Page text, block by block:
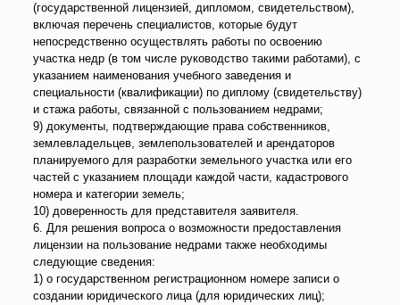
(государственной лицензией, дипломом, свидетельством),
включая перечень специалистов, которые будут
непосредственно осуществлять работы по освоению
участка недр (в том числе руководство такими работами), с
указанием наименования учебного заведения и
специальности (квалификации) по диплому (свидетельству)
и стажа работы, связанной с пользованием недрами;
9) документы, подтверждающие права собственников,
землевладельцев, землепользователей и арендаторов
планируемого для разработки земельного участка или его
частей с указанием площади каждой части, кадастрового
номера и категории земель;
10) доверенность для представителя заявителя.
6. Для решения вопроса о возможности предоставления
лицензии на пользование недрами также необходимы
следующие сведения:
1) о государственном регистрационном номере записи о
создании юридического лица (для юридических лиц);